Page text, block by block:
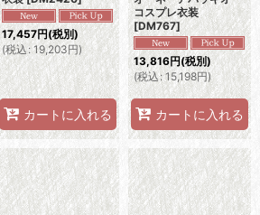
17,457円(税別)
(税込 : 19,203円)
カートに入れる
コスプレ衣装
[DM767]
13,816円(税別)
(税込: 15,198円)
カートに入れる